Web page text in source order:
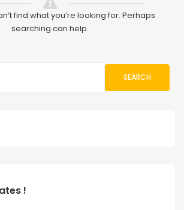
find what you’re looking for. Perhaps
searching can help.
SEARCH
!